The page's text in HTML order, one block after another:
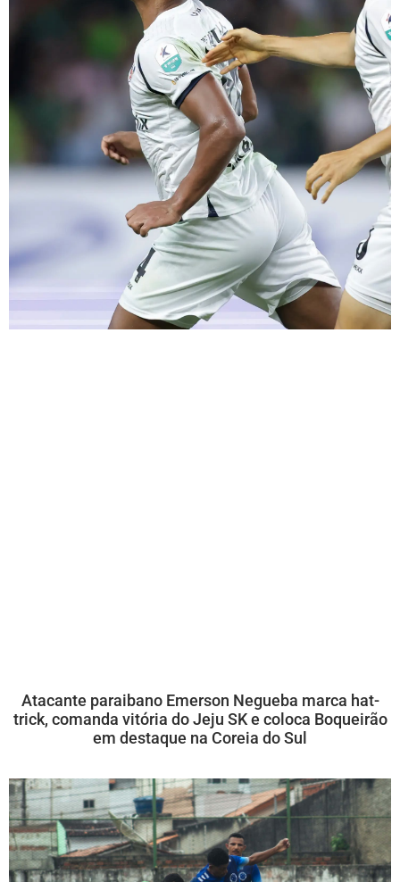
Atacante paraibano Emerson Negueba marca hat-
trick, comanda vitória do Jeju SK e coloca Boqueirão
em destaque na Coreia do Sul